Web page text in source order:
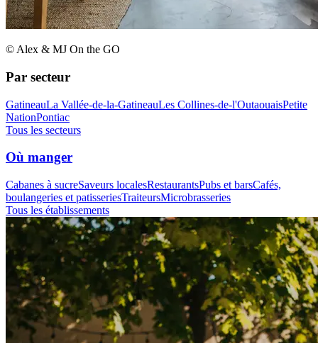
© Alex & MJ On the GO
Par secteur
GatineauLa Vallée-de-la-GatineauLes Collines-de-l'OutaouaisPetite
NationPontiac
Tous les secteurs
Où manger
Cabanes à sucreSaveurs localesRestaurantsPubs et barsCafés,
boulangeries et patisseriesTraiteursMicrobrasseries
Tous les établissements